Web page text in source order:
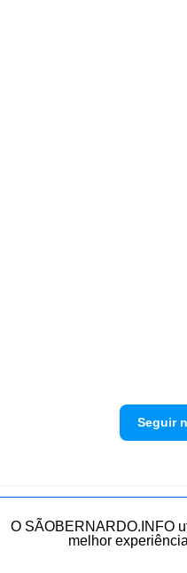
Seguir
Política de
O SÃOBERNARDO.INFO
melhor